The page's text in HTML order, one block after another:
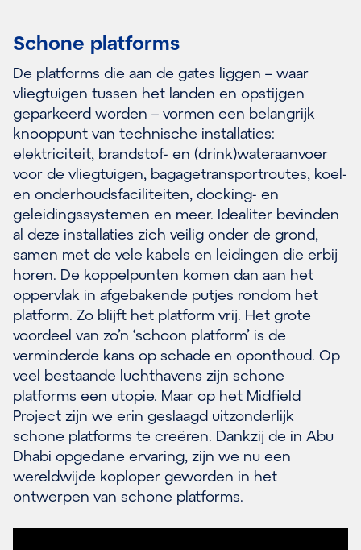
Schone platforms
De platforms die aan de gates liggen – waar
vliegtuigen tussen het landen en opstijgen
geparkeerd worden – vormen een belangrijk
knooppunt van technische installaties:
elektriciteit, brandstof- en (drink)wateraanvoer
voor de vliegtuigen, bagagetransportroutes, koel-
en onderhoudsfaciliteiten, docking- en
geleidingssystemen en meer. Idealiter bevinden
al deze installaties zich veilig onder de grond,
samen met de vele kabels en leidingen die erbij
horen. De koppelpunten komen dan aan het
oppervlak in afgebakende putjes rondom het
platform. Zo blijft het platform vrij. Het grote
voordeel van zo’n ‘schoon platform’ is de
verminderde kans op schade en oponthoud. Op
veel bestaande luchthavens zijn schone
platforms een utopie. Maar op het Midfield
Project zijn we erin geslaagd uitzonderlijk
schone platforms te creëren. Dankzij de in Abu
Dhabi opgedane ervaring, zijn we nu een
wereldwijde koploper geworden in het
ontwerpen van schone platforms.